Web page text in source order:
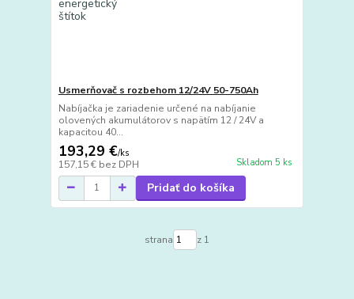
Usmerňovač s rozbehom 12/24V 50-750Ah
Nabíjačka je zariadenie určené na nabíjanie
olovených akumulátorov s napätím 12 / 24V a
kapacitou 40...
193,29 €/ks
157,15 € bez DPH Skladom 5 ks
Pridať do košíka
strana z 1